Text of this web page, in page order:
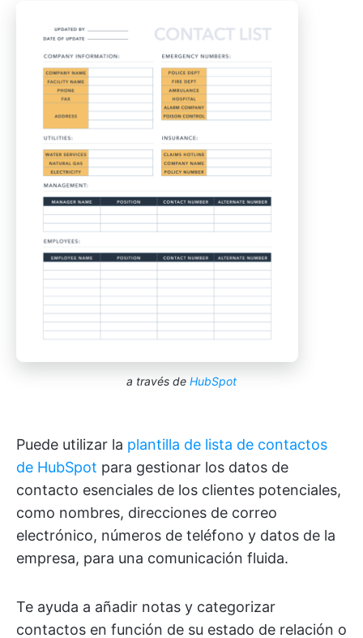
a través de HubSpot
Puede utilizar la plantilla de lista de contactos
de HubSpot para gestionar los datos de
contacto esenciales de los clientes potenciales,
como nombres, direcciones de correo
electrónico, números de teléfono y datos de la
empresa, para una comunicación fluida.
Te ayuda a añadir notas y categorizar
contactos en función de su estado de relación o